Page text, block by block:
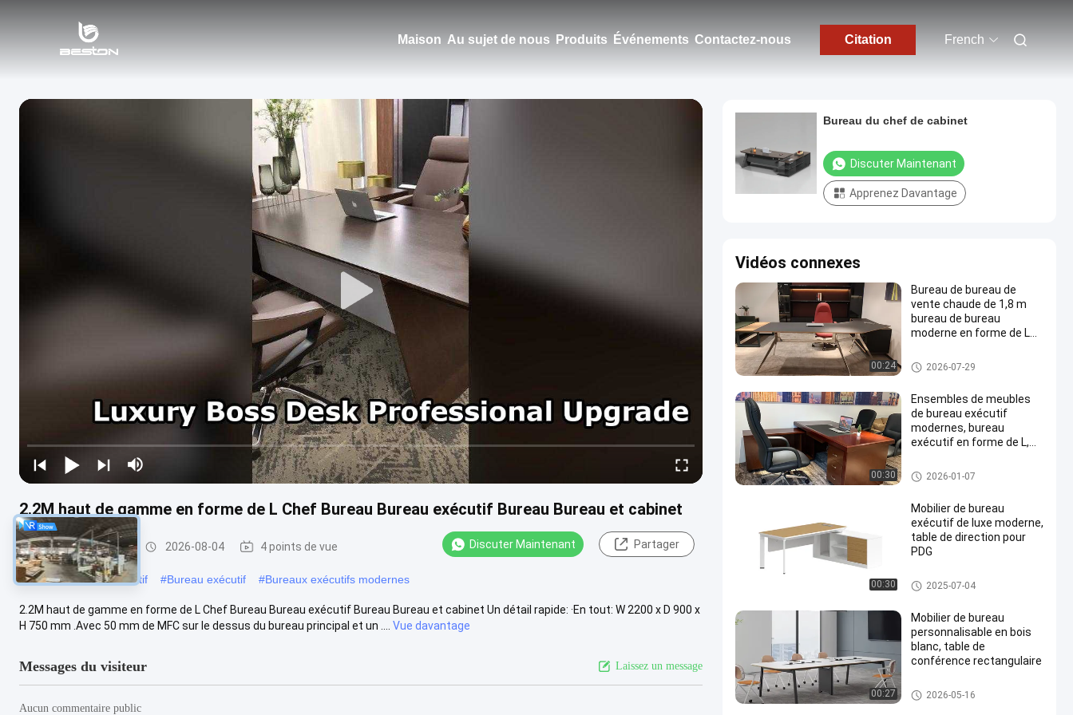
Maison Au sujet de nous Produits Événements Contactez-nous Citation French
2.2M haut de gamme en forme de L Chef Bureau Bureau exécutif Bureau Bureau et cabinet
Bureaux exécutifs 2026-08-04 4 points de vue Discuter Maintenant Partager
#Bureau du PDG exécutif #Bureau exécutif #Bureaux exécutifs modernes
2.2M haut de gamme en forme de L Chef Bureau Bureau exécutif Bureau Bureau et cabinet Un détail rapide: ·En tout: W 2200 x D 900 x
H 750 mm .Avec 50 mm de MFC sur le dessus du bureau principal et un ....
Vue davantage
Messages du visiteur Laissez un message
Aucun commentaire public
Bureau du chef de cabinet
Discuter Maintenant
Apprenez Davantage
Vidéos connexes
00:24
Bureau de bureau de
vente chaude de 1,8 m
bureau de bureau
moderne en forme de L
direction
Bureaux exécutifs
2026-07-29
00:30
Ensembles de meubles
de bureau exécutif
modernes, bureau
exécutif en forme de L,
Bureaux exécutifs
2026-01-07
00:30
Mobilier de bureau
exécutif de luxe moderne,
table de direction pour
PDG
Bureaux exécutifs
2025-07-04
00:27
Mobilier de bureau
personnalisable en bois
blanc, table de
conférence rectangulaire
table de conférence de bureau
2026-05-16